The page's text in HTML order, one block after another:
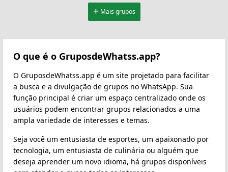
Mais grupos
O que é o GruposdeWhatss.app?
O GruposdeWhatss.app é um site projetado para facilitar
a busca e a divulgação de grupos no WhatsApp. Sua
função principal é criar um espaço centralizado onde os
usuários podem encontrar grupos relacionados a uma
ampla variedade de interesses e temas.
Seja você um entusiasta de esportes, um apaixonado por
tecnologia, um entusiasta de culinária ou alguém que
deseja aprender um novo idioma, há grupos disponíveis